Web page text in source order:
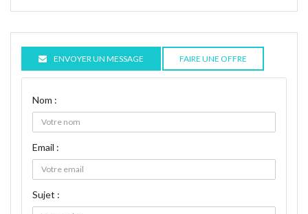
ENVOYER UN MESSAGE FAIRE UNE OFFRE
Nom :
Email :
Sujet :